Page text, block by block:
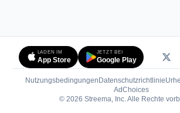
LADEN IM
App Store
JETZT BEI
Google Play
Nutzungsbedingungen Datenschutzrichtlinie
AdChoices(öffnet in
© 2026 Streema, Inc. Alle Rechte